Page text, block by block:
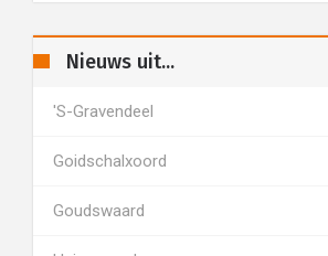
Nieuws uit...
's-Gravendeel
Goidschalxoord
Goudswaard